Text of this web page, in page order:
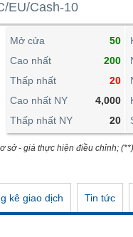
EU/Cash-10
Mở cửa
50
Cao nhất
200
Thấp nhất
20
Cao nhất NY
4,000
Thấp nhất NY
20
sở - giá thực hiện điều chỉnh;
kê giao dịch Tin tức